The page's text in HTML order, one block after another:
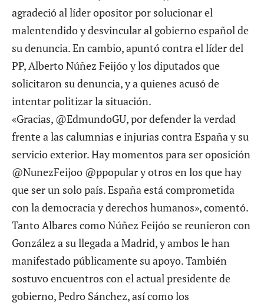
agradeció al líder opositor por solucionar el
malentendido y desvincular al gobierno español de
su denuncia. En cambio, apuntó contra el líder del
PP, Alberto Núñez Feijóo y los diputados que
solicitaron su denuncia, y a quienes acusó de
intentar politizar la situación.
«Gracias, @EdmundoGU, por defender la verdad
frente a las calumnias e injurias contra España y su
servicio exterior. Hay momentos para ser oposición
@NunezFeijoo @ppopular y otros en los que hay
que ser un solo país. España está comprometida
con la democracia y derechos humanos», comentó.
Tanto Albares como Núñez Feijóo se reunieron con
González a su llegada a Madrid, y ambos le han
manifestado públicamente su apoyo. También
sostuvo encuentros con el actual presidente de
gobierno, Pedro Sánchez, así como los